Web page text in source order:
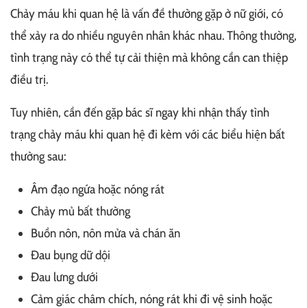
Chảy máu khi quan hệ là vấn đề thường gặp ở nữ giới, có
thể xảy ra do nhiều nguyên nhân khác nhau. Thông thường,
tình trạng này có thể tự cải thiện mà không cần can thiệp
điều trị.
Tuy nhiên, cần đến gặp bác sĩ ngay khi nhận thấy tình
trạng chảy máu khi quan hệ đi kèm với các biểu hiện bất
thường sau:
Âm đạo ngứa hoặc nóng rát
Chảy mủ bất thường
Buồn nôn, nôn mửa và chán ăn
Đau bụng dữ dội
Đau lưng dưới
Cảm giác châm chích, nóng rát khi đi vệ sinh hoặc